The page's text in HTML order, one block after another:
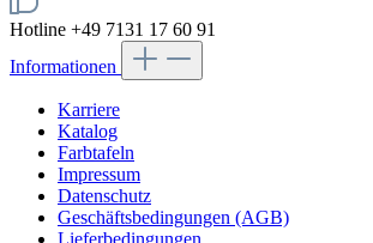
Hotline +49 7131 17 60 91
Informationen
Karriere
Katalog
Farbtafeln
Impressum
Datenschutz
Geschäftsbedingungen (AGB)
Lieferbedingungen